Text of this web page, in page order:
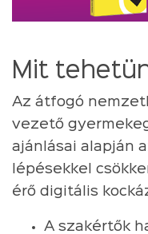
Mit
Az átfogó
vezető
ajánlásai alapján
lépésekkel
érő digitális
A szakértők